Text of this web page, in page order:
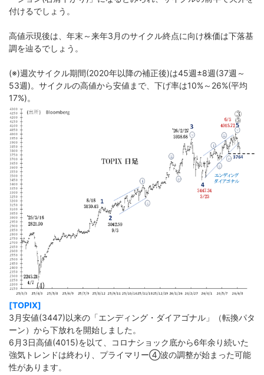
付けるでしょう。
高値示現後は、年末～来年3月のサイクル終点に向け株価は下落基
調を辿るでしょう。
(※)週次サイクル期間(2020年以降の補正後)は45週±8週(37週～
53週)。サイクルの高値から安値まで、下げ率は10%～26%(平均
17%)。
[TOPIX]
3月安値(3447)以来の「エンディング・ダイアゴナル」（転換パタ
ーン）から下放れを開始しました。
6月3日高値(4015)を以て、コロナショック底から6年余り続いた
強気トレンドは終わり、プライマリー➃波の調整が始まった可能
性があります。